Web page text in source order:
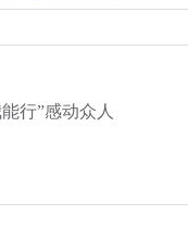
行”感动众人